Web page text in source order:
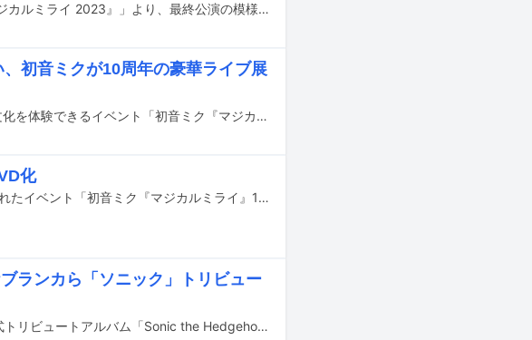
8月と9月に大阪と千葉で行われたイベント「初音ミク『マジカルミライ 2023』」より、最終公演の模様を収録したBlu-ray / DVDが2024年1月31日にリリースされる。
初音ミクが10周年の豪華ライブ展
9月2～4日に千葉・幕張メッセで、初音ミクに関する創作文化を体験できるイベント「初音ミク『マジカルミライ』10th Anniversary」が開催された。3日間で計6公演が行われたうち、本稿では初日の夜公演の模様をお届けする。
化
9月2～4日に千葉・幕張メッセ国際展示場9ホールで開催されたイベント「初音ミク『マジカルミライ』10th Anniversary」の最終日夜公演の模様を完全収録したBlu-ray / DVDが2023年1月18日にリリースされる。
ランカら「ソニック」トリビュー
ゲームソフト「ソニック・ザ・ヘッジホッグ」の楽曲の公式トリビュートアルバム「Sonic the Hedgehog Tribute」が、映画「ソニック・ザ・ムービー／ソニック VS ナックルズ」公開日の8月19日に配信リリースされる。